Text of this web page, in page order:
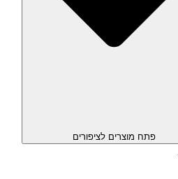
פתח מוצרים לציפורים